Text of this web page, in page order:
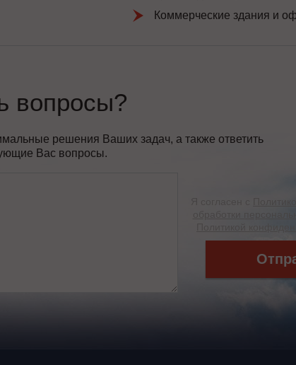
Коммерческие здания и
вопросы?
решения Ваших задач, а также ответить
Вас вопросы.
обработки
Политикой